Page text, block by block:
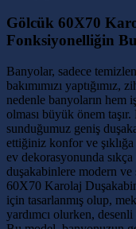
Gölcük 60X70
Fonksiyonelliğin
Banyolar, sadece
bakımımızı
nedenle banyoların hem
olması büyük önem
sunduğumuz geniş
ettiğiniz konfor ve
ev dekorasyonunda
duşakabinlere modern
60X70 Karolaj
için tasarlanmış olup,
yardımcı olurken,